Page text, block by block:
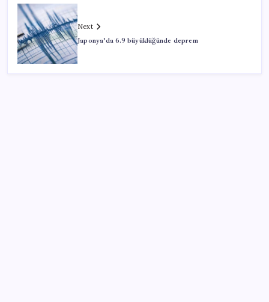
Next
Japonya’da 6.9 büyüklüğünde deprem